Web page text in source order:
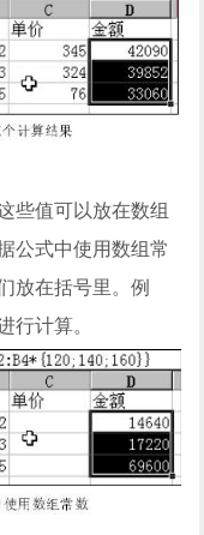
些值可以放在数组
公式中使用数组常
放在括号里。例
行计算。